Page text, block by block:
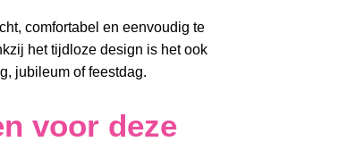
comfortabel en eenvoudig te
het tijdloze design is het ook
jubileum of feestdag.
voor deze